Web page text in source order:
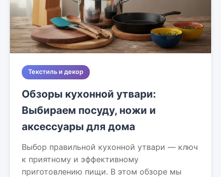
Текстиль и декор
Обзоры кухонной утвари:
Выбираем посуду, ножи и
аксессуары для дома
Выбор правильной кухонной утвари — ключ
к приятному и эффективному
приготовлению пищи. В этом обзоре мы